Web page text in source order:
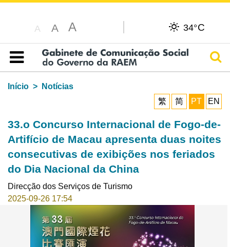
A A A 34°C
Índice
Início
Notícias
繁
简 PT EN
33.o Concurso Internacional de Fogo-de-
Artifício de Macau apresenta duas noites
consecutivas de exibições nos feriados
do Dia Nacional da China
Direcção dos Serviços de Turismo
2025-09-26 17:54